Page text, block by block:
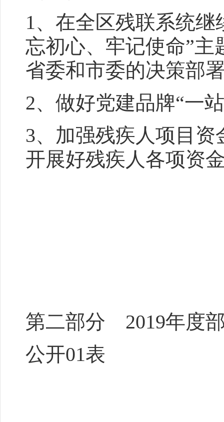
1、在全区残联系统
忘初心、牢记使命”
省委和市委的决策部
2、做好党建品牌“一
3、加强残疾人项目
开展好残疾人各项资
第二部分 2019年度
公开01表